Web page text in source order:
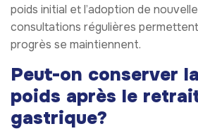
poids initial et l’adoption de
consultations régulières permettent
progrès se maintiennent.
Peut-on conserver
poids après le
gastrique?